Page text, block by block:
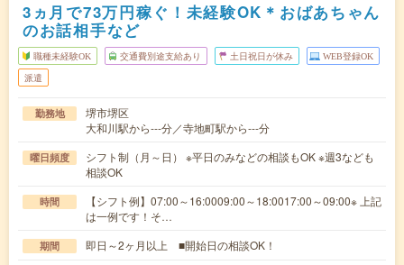
3ヵ月で73万円稼ぐ！未経験OK＊おばあちゃん
のお話相手など
職種未経験OK 交通費別途支給あり 土日祝日が休み WEB登録OK
派遣
勤務地
堺市堺区
大和川駅から---分／寺地町駅から---分
曜日頻度
シフト制（月～日） ※平日のみなどの相談もOK ※週3なども
相談OK
時間
【シフト例】07:00～16:0009:00～18:0017:00～09:00※ 上記
は一例です！そ…
期間 即日～2ヶ月以上 ■開始日の相談OK！